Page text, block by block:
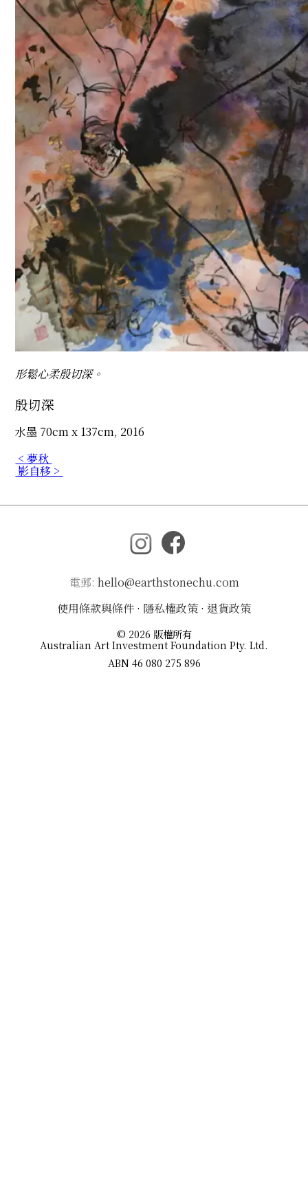
形鬆心柔殷切深。
殷切深
水墨 70cm x 137cm, 2016
< 夢秋
影自移 >
電郵: hello@earthstonechu.com
使用條款與條件 · 隱私權政策 · 退貨政策
© 2026 版權所有
Australian Art Investment Foundation Pty. Ltd.
ABN 46 080 275 896